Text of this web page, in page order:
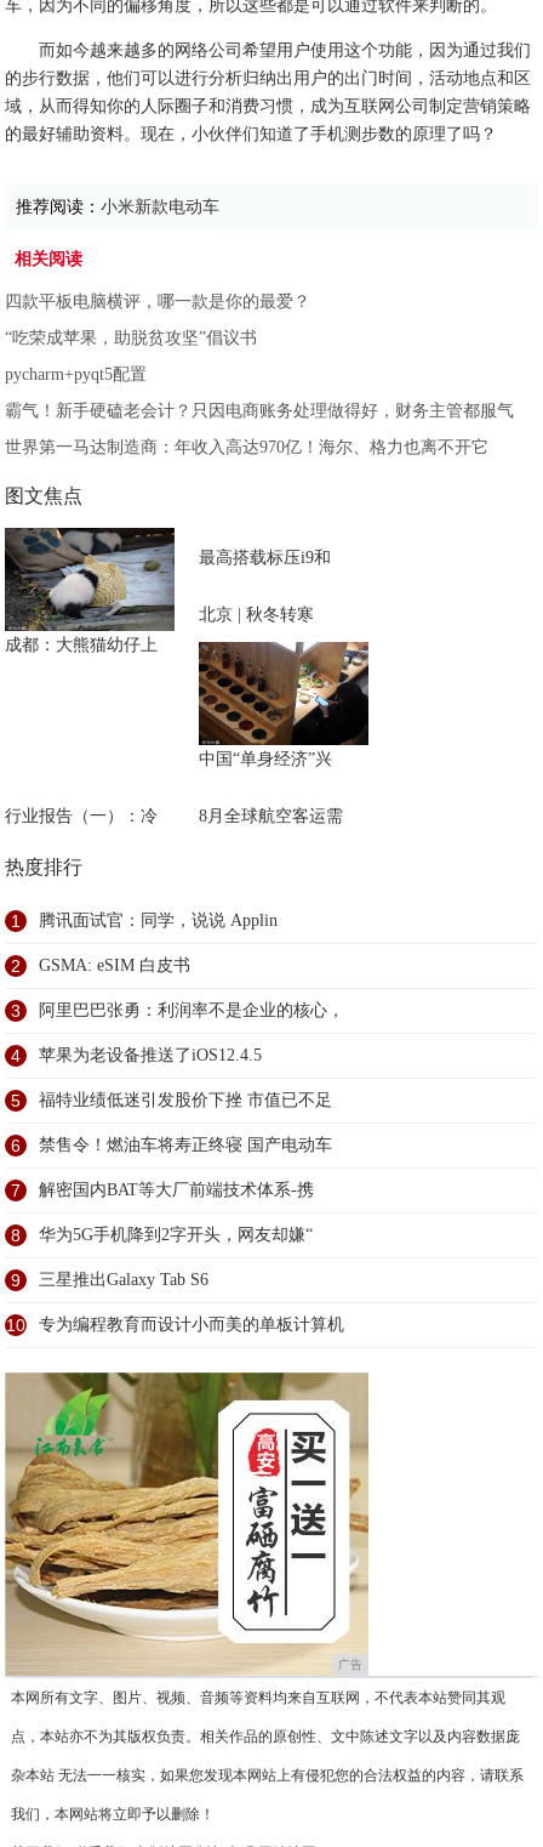
车，因为不同的偏移角度，所以这些都是可以通过软件来判断的。
而如今越来越多的网络公司希望用户使用这个功能，因为通过我们
的步行数据，他们可以进行分析归纳出用户的出门时间，活动地点和区
域，从而得知你的人际圈子和消费习惯，成为互联网公司制定营销策略
的最好辅助资料。现在，小伙伴们知道了手机测步数的原理了吗？
推荐阅读：小米新款电动车
相关阅读
四款平板电脑横评，哪一款是你的最爱？
“吃荣成苹果，助脱贫攻坚”倡议书
pycharm+pyqt5配置
霸气！新手硬磕老会计？只因电商账务处理做得好，财务主管都服气
世界第一马达制造商：年收入高达970亿！海尔、格力也离不开它
图文焦点
成都：大熊猫幼仔上
最高搭载标压i9和
北京 | 秋冬转寒
中国“单身经济”兴
行业报告（一）：冷 8月全球航空客运需
热度排行
1 腾讯面试官：同学，说说 Applin
2 GSMA: eSIM 白皮书
3 阿里巴巴张勇：利润率不是企业的核心，
4 苹果为老设备推送了iOS12.4.5
5 福特业绩低迷引发股价下挫 市值已不足
6 禁售令！燃油车将寿正终寝 国产电动车
7 解密国内BAT等大厂前端技术体系-携
8 华为5G手机降到2字开头，网友却嫌“
9 三星推出Galaxy Tab S6
10 专为编程教育而设计小而美的单板计算机
广告
本网所有文字、图片、视频、音频等资料均来自互联网，不代表本站赞同其观
点，本站亦不为其版权负责。相关作品的原创性、文中陈述文字以及内容数据庞
杂本站 无法一一核实，如果您发现本网站上有侵犯您的合法权益的内容，请联系
我们，本网站将立即予以删除！